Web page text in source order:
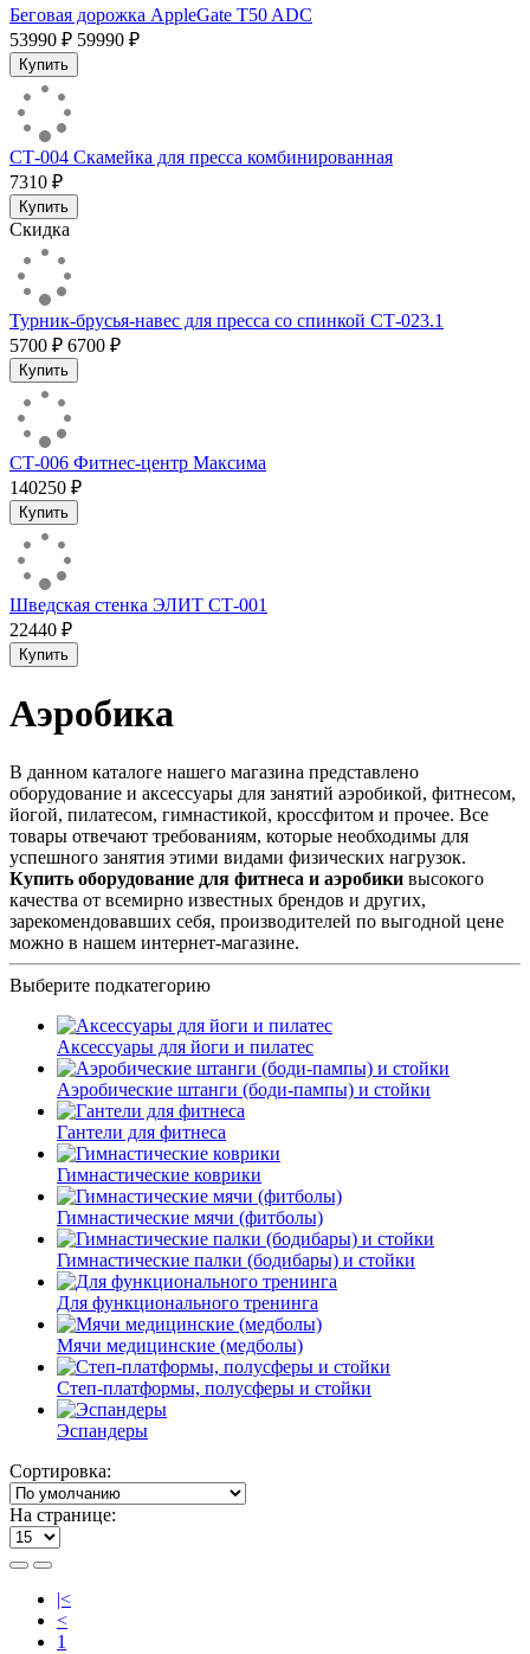
Беговая дорожка AppleGate T50 ADC
53990 ₽ 59990 ₽
Купить
СТ-004 Скамейка для пресса комбинированная
7310 ₽
Купить
Скидка
Турник-брусья-навес для пресса со спинкой СТ-023.1
5700 ₽ 6700 ₽
Купить
СТ-006 Фитнес-центр Максима
140250 ₽
Купить
Шведская стенка ЭЛИТ СТ-001
22440 ₽
Купить
Аэробика
В данном каталоге нашего магазина представлено
оборудование и аксессуары для занятий аэробикой, фитнесом,
йогой, пилатесом, гимнастикой, кроссфитом и прочее. Все
товары отвечают требованиям, которые необходимы для
успешного занятия этими видами физических нагрузок.
Купить оборудование для фитнеса и аэробики высокого
качества от всемирно известных брендов и других,
зарекомендовавших себя, производителей по выгодной цене
можно в нашем интернет-магазине.
Выберите подкатегорию
Аксессуары для йоги и пилатес
Аэробические штанги (боди-пампы) и стойки
Гантели для фитнеса
Гимнастические коврики
Гимнастические мячи (фитболы)
Гимнастические палки (бодибары) и стойки
Для функционального тренинга
Мячи медицинские (медболы)
Степ-платформы, полусферы и стойки
Эспандеры
Сортировка:
На странице:
|<
<
1